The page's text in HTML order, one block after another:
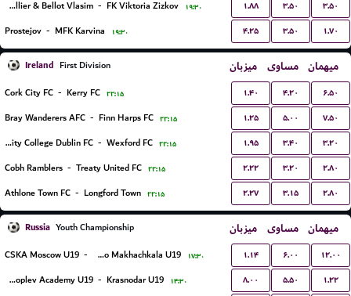
FC Sellier & Bellot Vlasim - FK Viktoria Zizkov ۱۹:۳۰ ۱.۸۸ ۳.۵۰ ۳.۵۰
Prostejov - MFK Karvina ۱۹:۳۰ ۴.۲۵ ۳.۵۰ ۱.۷۰
Ireland First Division میزبان مساوی میهمان
Cork City FC - Kerry FC ۲۲:۱۵ ۱.۴۰ ۴.۲۰ ۶.۵۰
Bray Wanderers AFC - Finn Harps FC ۲۲:۱۵ ۱.۲۵ ۵.۰۰ ۷.۵۰
University College Dublin FC - Wexford FC ۲۲:۱۵ ۱.۹۵ ۳.۴۰ ۳.۲۰
Cobh Ramblers - Treaty United FC ۲۲:۱۵ ۲.۲۲ ۳.۲۰ ۲.۸۰
Athlone Town FC - Longford Town ۲۲:۱۵ ۲.۲۷ ۳.۱۵ ۲.۸۰
Russia Youth Championship میزبان مساوی میهمان
CSKA Moscow U19 - Dinamo Makhachkala U19 ۱۷:۳۰ ۱.۱۴ ۶.۰۰ ۱۲.۰۰
Konoplev Academy U19 - Krasnodar U19 ۱۴:۳۰ ۸.۰۰ ۵.۵۰ ۱.۲۲